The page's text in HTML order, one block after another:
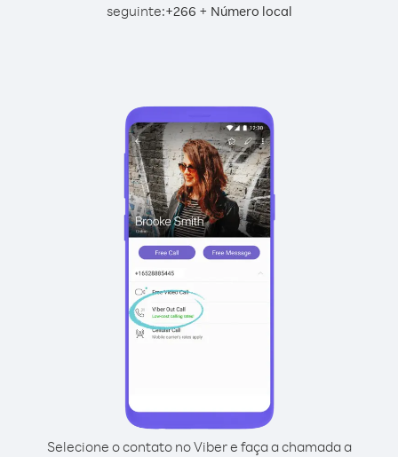
seguinte:+266 + Número local
Selecione o contato no Viber e faça a chamada a